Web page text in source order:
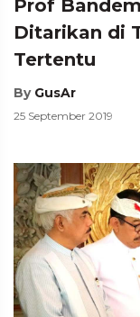
Prof
Ditarikan di
Tertentu
By GusAr
25 September 2019